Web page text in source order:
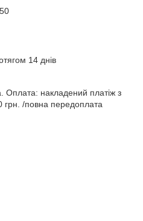
14 днів
Оплата: накладений платіж з
/повна передоплата